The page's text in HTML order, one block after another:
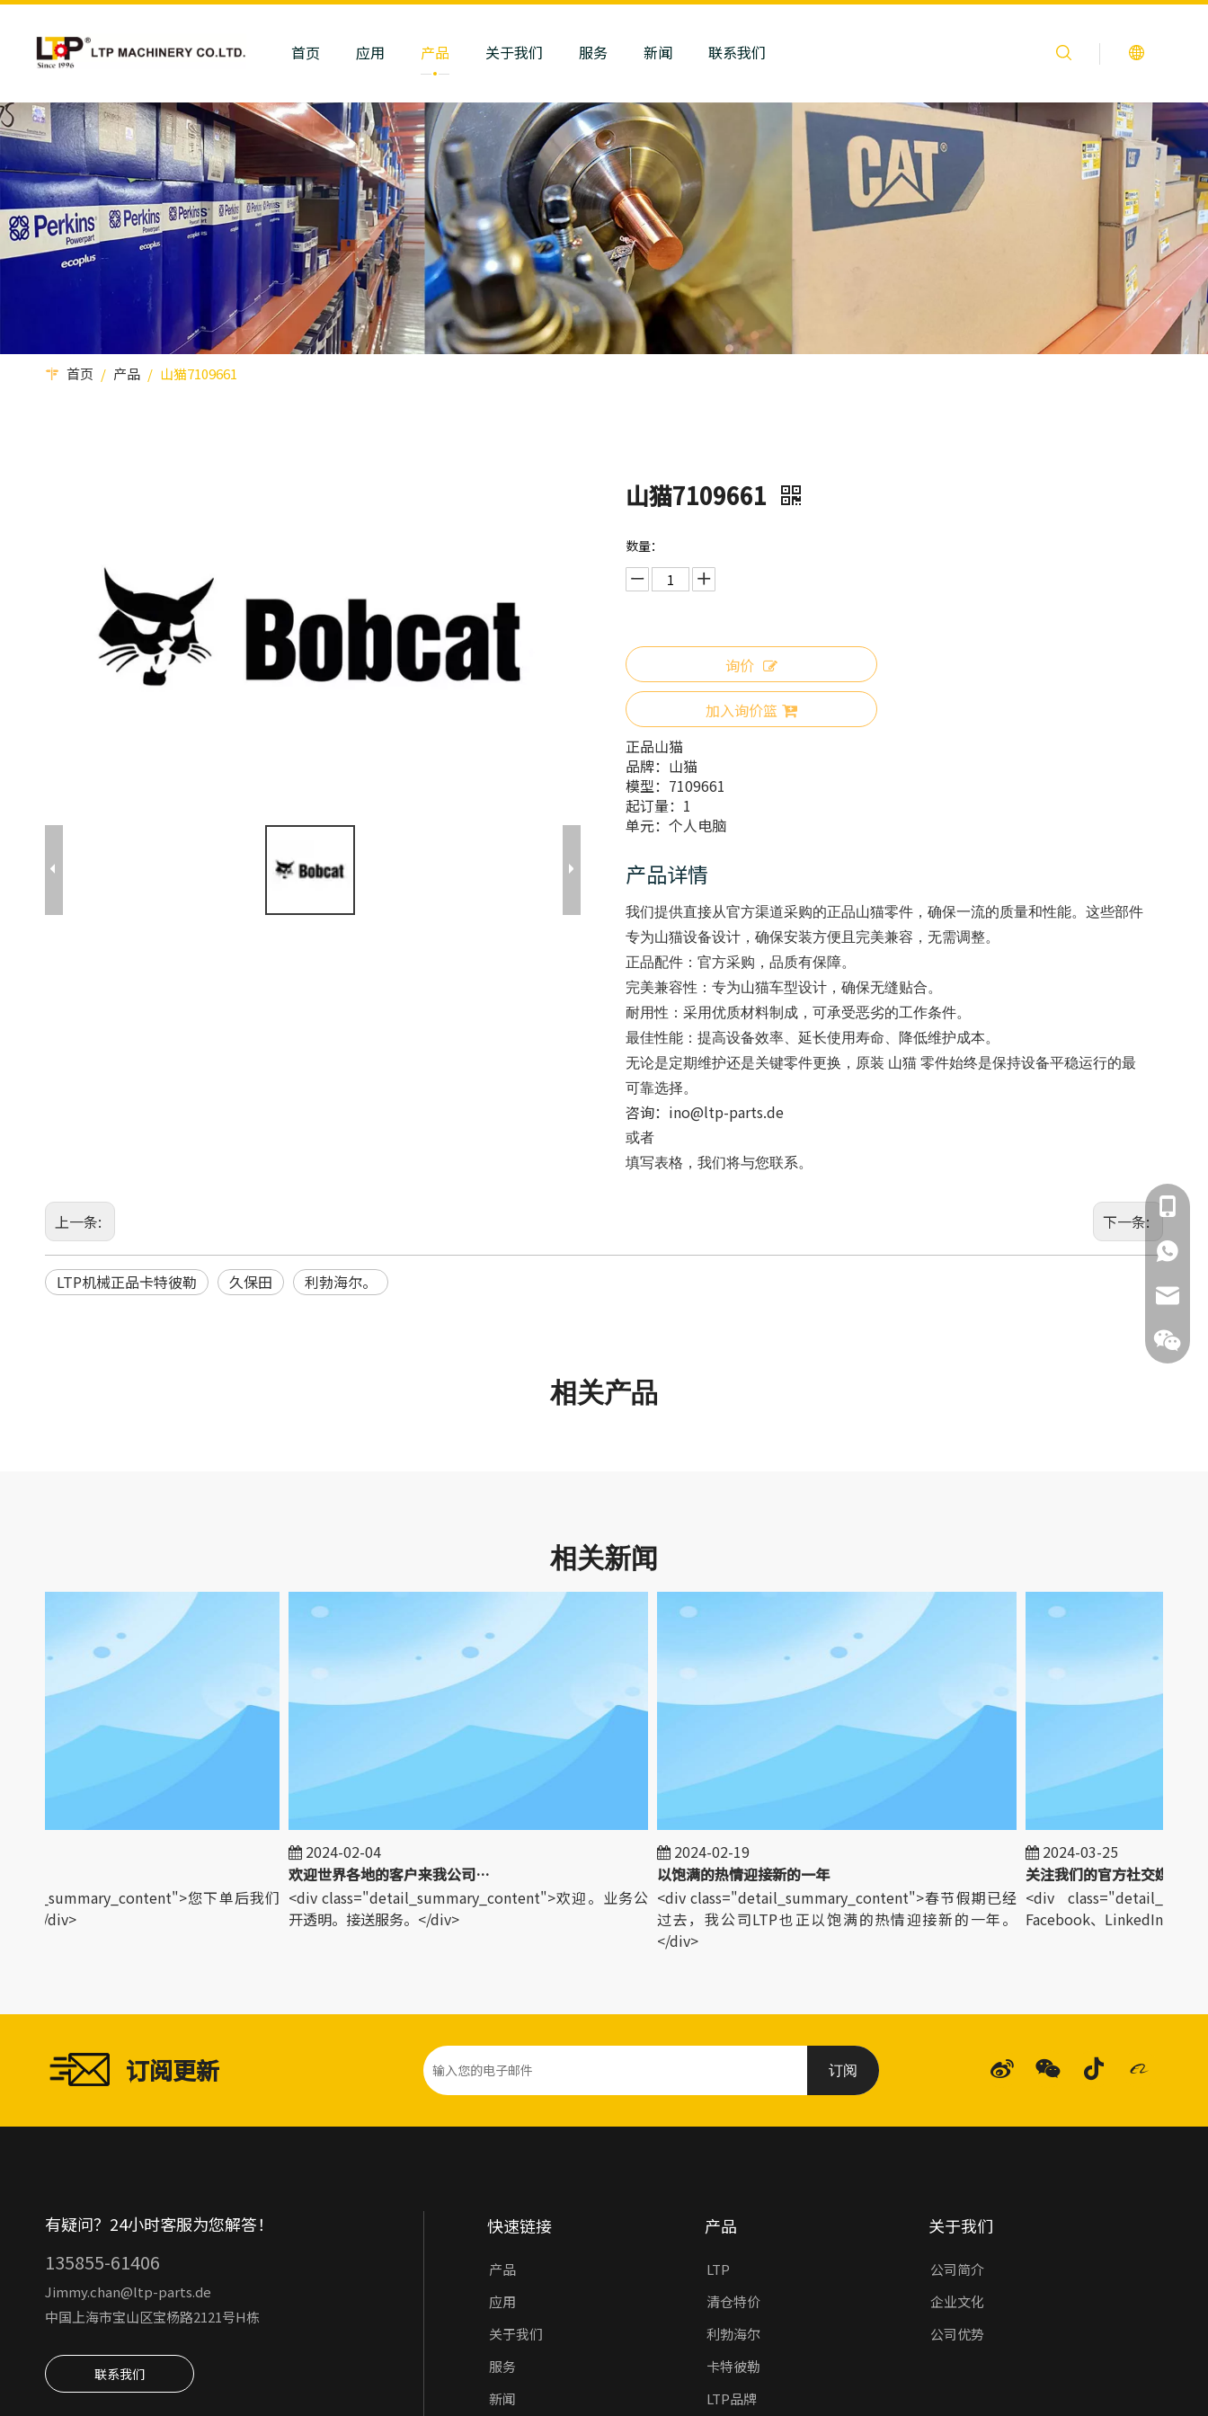
首页 应用 产品 关于我们 服务 新闻 联系我们
首页 / 产品 / 山猫7109661
山猫7109661
数量：
询价
加入询价篮
正品山猫
品牌： 山猫
模型： 7109661
起订量： 1
单元：个人电脑
产品详情
我们提供直接从官方渠道采购的正品山猫零件，确保一流的质量和性能。这些部件
专为山猫设备设计，确保安装方便且完美兼容，无需调整。
正品配件 ：官方采购，品质有保障。
完美兼容性 ：专为山猫车型设计，确保无缝贴合。
耐用性 ：采用优质材料制成，可承受恶劣的工作条件。
最佳性能 ：提高设备效率、延长使用寿命、降低维护成本。
无论是定期维护还是关键零件更换，原装 山猫零件始终是保持设备平稳运行的最
可靠选择。
咨询：ino@ltp-parts.de
或者
填写表格，我们将与您联系。
上一条: 下一条:
LTP机械正品卡特彼勒 久保田 利勃海尔。
相关产品
相关新闻
您下单后我们
。</div>
2024-02-04
欢迎世界各地的客户来我公司参观！
<div class="detail_summary_content">欢迎。业务公
开透明。接送服务。</div>
2024-02-19
以饱满的热情迎接新的一年
<div class="detail_summary_content">春节假期已经
过去，我公司LTP也正以饱满的热情迎接新的一年。
</div>
2024-03-25
关注我们的官方社交媒体
<div
Facebook、LinkedIn、
订阅更新 订阅
有疑问？24小时客服为您解答！
135855-61406
Jimmy.chan@ltp-parts.de
中国上海市宝山区宝杨路2121号H栋
联系我们
快速链接
产品
应用
关于我们
服务
新闻
产品
LTP
清仓特价
利勃海尔
卡特彼勒
LTP品牌
关于我们
公司简介
企业文化
公司优势